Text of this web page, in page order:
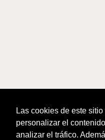
Las cookies de este
personalizar el
analizar el tráfico.